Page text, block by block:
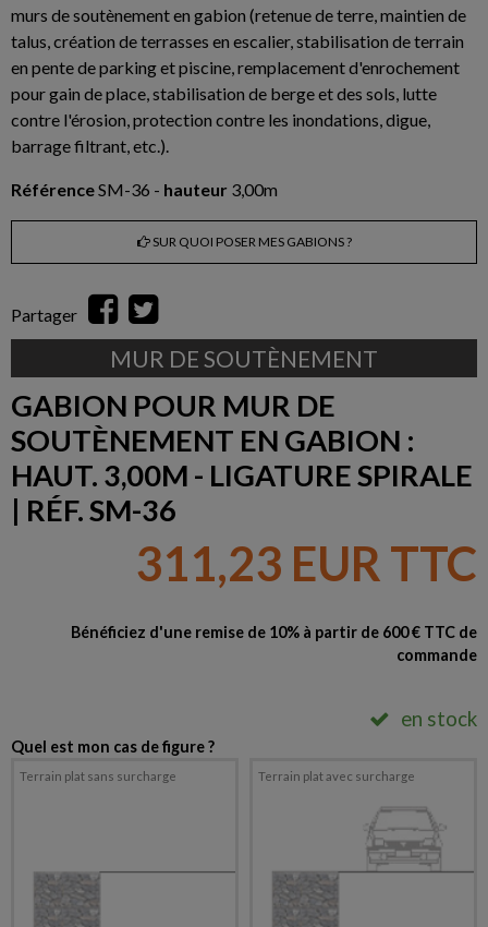
murs de soutènement en gabion (retenue de terre, maintien de
talus, création de terrasses en escalier, stabilisation de terrain
en pente de parking et piscine, remplacement d'enrochement
pour gain de place, stabilisation de berge et des sols, lutte
contre l'érosion, protection contre les inondations, digue,
barrage filtrant, etc.).
RéférenceSM-36 - hauteur 3,00m
SUR QUOI POSER MES GABIONS ?
Partager
MUR DE SOUTÈNEMENT
GABION POUR MUR DE
SOUTÈNEMENT EN GABION :
HAUT. 3,00M - LIGATURE SPIRALE
| RÉF. SM-36
311,23 EUR TTC
Bénéficiez d'une remise de 10% à partir de 600 € TTC de
commande
en stock
Quel est mon cas de figure ?
Terrain plat sans surcharge Terrain plat avec surcharge